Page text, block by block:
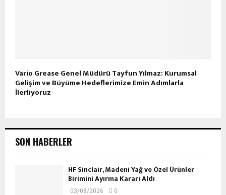
Vario Grease Genel Müdürü Tayfun Yılmaz: Kurumsal
Gelişim ve Büyüme Hedeflerimize Emin Adımlarla
İlerliyoruz
SON HABERLER
HF Sinclair, Madeni Yağ ve Özel Ürünler
Birimini Ayırma Kararı Aldı
03/08/2026 0